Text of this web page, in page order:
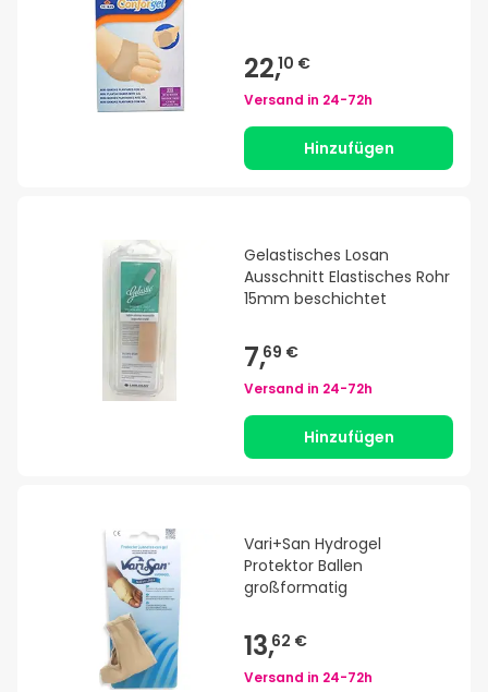
22,10 €
Versand in 24-72h
Hinzufügen
Gelastisches Losan
Ausschnitt Elastisches Rohr
15mm beschichtet
7,69 €
Versand in 24-72h
Hinzufügen
Vari+San Hydrogel
Protektor Ballen
großformatig
13,62 €
Versand in 24-72h